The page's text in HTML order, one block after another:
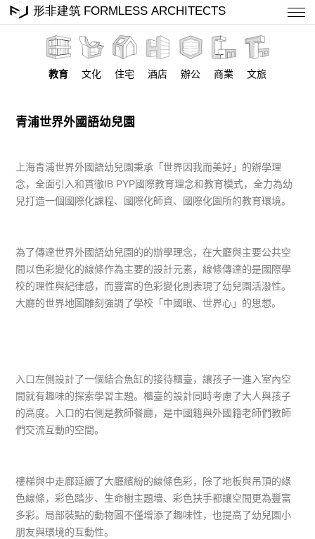
教育 文化 住宅 酒店 辦公 商業 文旅
青浦世界外國語幼兒園
上海青浦世界外國語幼兒園秉承「世界因我而美好」的辦學理
念，全面引入和貫徹IB PYP國際教育理念和教育模式，全力為幼
兒打造一個國際化課程、國際化師資、國際化園所的教育環境。
為了傳達世界外國語幼兒園的的辦學理念，在大廳與主要公共空
間以色彩變化的線條作為主要的設計元素，線條傳達的是國際學
校的理性與紀律感，而豐富的色彩變化則表現了幼兒園活潑性。
大廳的世界地圖雕刻強調了學校「中國眼、世界心」的思想。
入口左側設計了一個結合魚缸的接待櫃臺，讓孩子一進入室內空
間就有趣味的探索學習主題。櫃臺的設計同時考慮了大人與孩子
的高度。入口的右側是教師餐廳，是中國籍與外國籍老師們教師
們交流互動的空間。
樓梯與中走廊延續了大廳繽紛的線條色彩，除了地板與吊頂的綠
色線條，彩色踏步、生命樹主題墻、彩色扶手都讓空間更為豐富
多彩。局部裝點的動物圖不僅增添了趣味性，也提高了幼兒園小
朋友與環境的互動性。